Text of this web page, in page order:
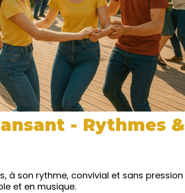
- Rythmes &
à son rythme, convivial et sans pression
et en musique.